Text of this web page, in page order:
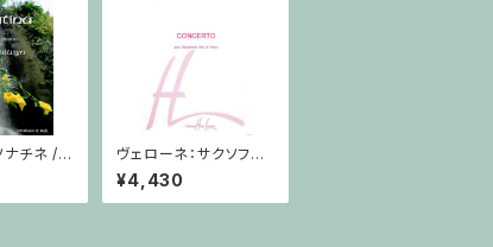
ナチネ /
アノ
ヴェローネ：サクソフォ
ーン協奏曲 op.65 / ア
ルトサクソフォーン,ピア
ノ
¥4,430